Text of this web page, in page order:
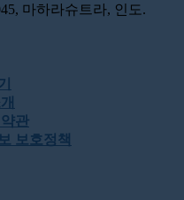
마하라슈트라, 인도.
관
보호정책